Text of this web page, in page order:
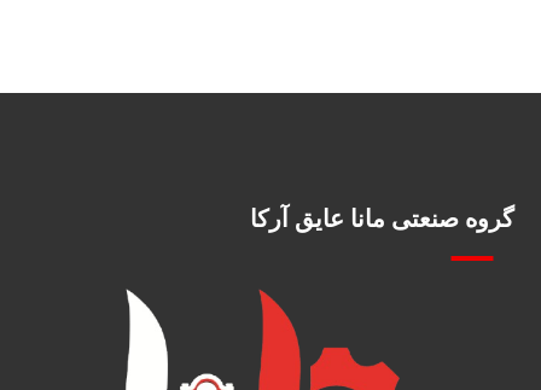
گروه صنعتی مانا عایق آرکا